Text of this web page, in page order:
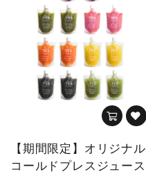
【期間限定】オリジナル
コールドプレスジュース